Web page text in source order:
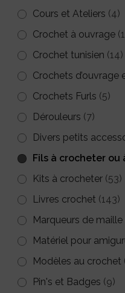
Cours et Ateliers (4)
Crochet à ouvrage
Crochet tunisien (14)
Crochets d’ouvrage
Crochets Furls (5)
Dérouleurs (7)
Divers petits
Fils à crocheter ou
Kits à crocheter (53)
Livres crochet (143)
Marqueurs de maille
Matériel pour
Modèles au crochet
Pin's et Badges (9)